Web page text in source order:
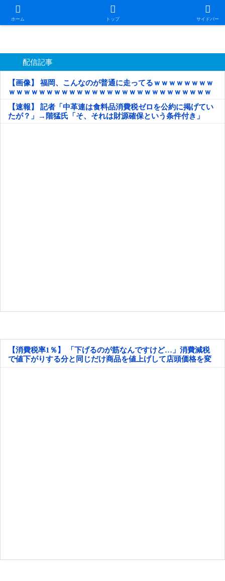
ホーム トップ サイドバー
日本第一！ニュース録
配信記事
【画像】 福岡、こんなのが普通に走ってるｗｗｗｗｗｗｗｗ
ｗｗｗｗｗｗｗｗｗｗｗｗｗｗｗｗｗｗｗｗｗｗｗｗｗｗｗ
ｗｗｗｗｗ
【速報】 記者「中革連は食料品消費税ゼロを公約に掲げてい
たが？」→階猛氏「そ、それは財源確保という条件付き」
【消費税率1％】 「下げるのが筋なんですけど…」消費減税
で値下がりする分と同じだけ商品を値上げして店頭価格を変
えない店も